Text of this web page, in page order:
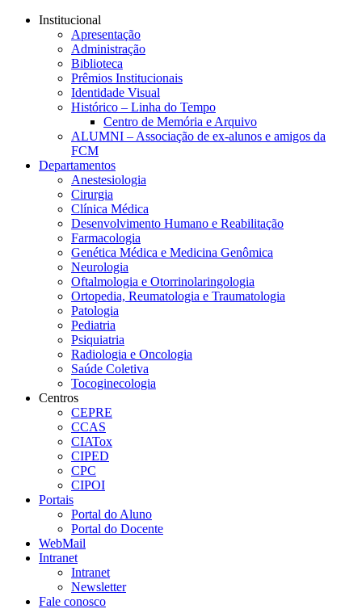
Conteúdo principal
Institucional
Apresentação
Administração
Biblioteca
Prêmios Institucionais
Identidade Visual
Histórico – Linha do Tempo
Centro de Memória e Arquivo
ALUMNI – Associação de ex-alunos e amigos da
FCM
Departamentos
Anestesiologia
Cirurgia
Clínica Médica
Desenvolvimento Humano e Reabilitação
Farmacologia
Genética Médica e Medicina Genômica
Neurologia
Oftalmologia e Otorrinolaringologia
Ortopedia, Reumatologia e Traumatologia
Patologia
Pediatria
Psiquiatria
Radiologia e Oncologia
Saúde Coletiva
Tocoginecologia
Centros
CEPRE
CCAS
CIATox
CIPED
CPC
CIPOI
Portais
Portal do Aluno
Portal do Docente
WebMail
Intranet
Intranet
Newsletter
Fale conosco